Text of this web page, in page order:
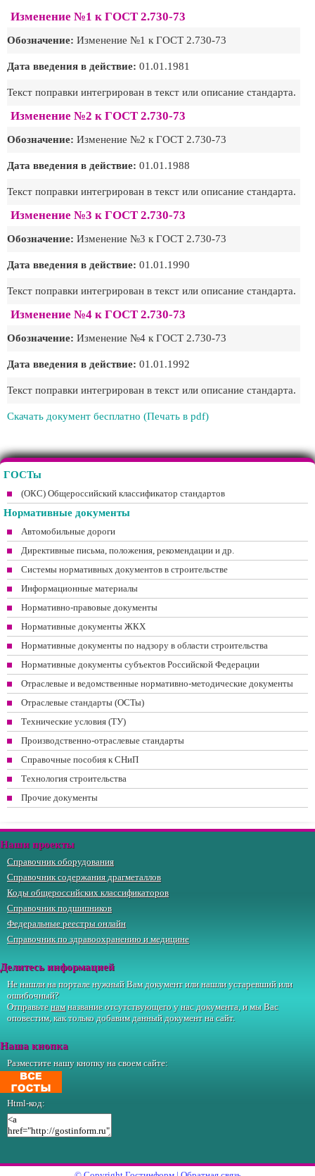
Изменение №1 к ГОСТ 2.730-73
Обозначение: Изменение №1 к ГОСТ 2.730-73
Дата введения в действие: 01.01.1981
Текст поправки интегрирован в текст или описание стандарта.
Изменение №2 к ГОСТ 2.730-73
Обозначение: Изменение №2 к ГОСТ 2.730-73
Дата введения в действие: 01.01.1988
Текст поправки интегрирован в текст или описание стандарта.
Изменение №3 к ГОСТ 2.730-73
Обозначение: Изменение №3 к ГОСТ 2.730-73
Дата введения в действие: 01.01.1990
Текст поправки интегрирован в текст или описание стандарта.
Изменение №4 к ГОСТ 2.730-73
Обозначение: Изменение №4 к ГОСТ 2.730-73
Дата введения в действие: 01.01.1992
Текст поправки интегрирован в текст или описание стандарта.
Скачать документ бесплатно (Печать в pdf)
ГОСТы
(ОКС) Общероссийский классификатор стандартов
Нормативные документы
Автомобильные дороги
Директивные письма, положения, рекомендации и др.
Системы нормативных документов в строительстве
Информационные материалы
Нормативно-правовые документы
Нормативные документы ЖКХ
Нормативные документы по надзору в области строительства
Нормативные документы субъектов Российской Федерации
Отраслевые и ведомственные нормативно-методические документы
Отраслевые стандарты (ОСТы)
Технические условия (ТУ)
Производственно-отраслевые стандарты
Справочные пособия к СНиП
Технология строительства
Прочие документы
Наши проекты
Справочник оборудования
Справочник содержания драгметаллов
Коды общероссийских классификаторов
Справочник подшипников
Федеральные реестры онлайн
Справочник по здравоохранению и медицине
Делитесь информацией
Не нашли на портале нужный Вам документ или нашли устаревший или
ошибочный?
Отправьтенамназвание отсутствующего у нас документа, и мы Вас
оповестим, как только добавим данный документ на сайт.
Наша кнопка
Разместите нашу кнопку на своем сайте:
Html-код: